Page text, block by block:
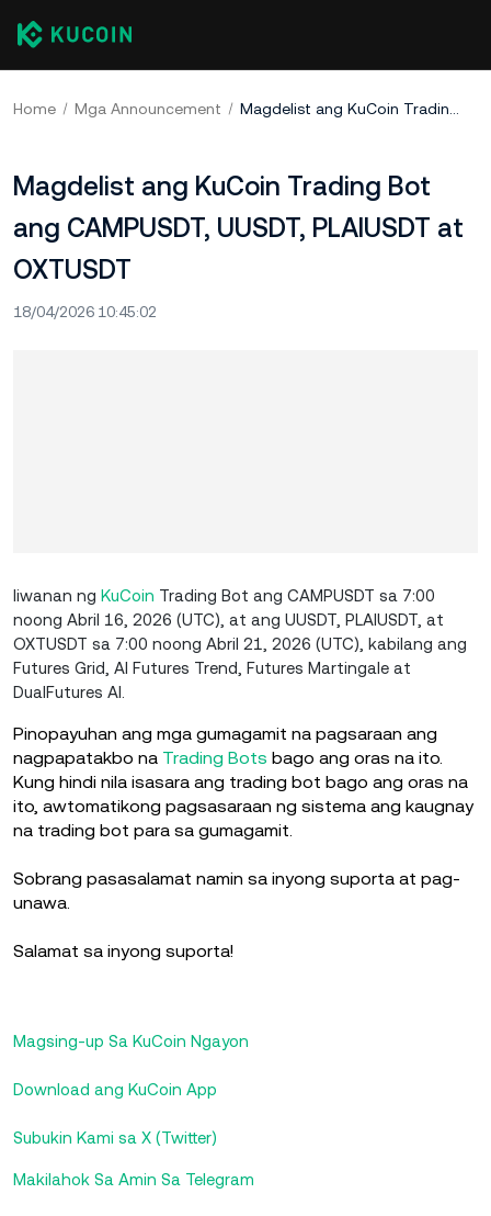
Home Mga Announcement Magdelist ang KuCoin Trading Bot ang CAMPUSDT, UUSDT, PLAIUSDT at OXTUSDT
Magdelist ang KuCoin Trading Bot
ang CAMPUSDT, UUSDT, PLAIUSDT at
OXTUSDT
18/04/2026 10:45:02
Iiwanan ng KuCoin Trading Bot ang CAMPUSDT sa 7:00
noong Abril 16, 2026 (UTC), at ang UUSDT, PLAIUSDT, at
OXTUSDT sa 7:00 noong Abril 21, 2026 (UTC), kabilang ang
Futures Grid, AI Futures Trend, Futures Martingale at
DualFutures AI.
Pinopayuhan ang mga gumagamit na pagsaraan ang
nagpapatakbo na Trading Bots bago ang oras na ito.
Kung hindi nila isasara ang trading bot bago ang oras na
ito, awtomatikong pagsasaraan ng sistema ang kaugnay
na trading bot para sa gumagamit.
Sobrang pasasalamat namin sa inyong suporta at pag-
unawa.
Salamat sa inyong suporta!
Magsing-up Sa KuCoin Ngayon
Download ang KuCoin App
Subukin Kami sa X (Twitter)
Makilahok Sa Amin Sa Telegram